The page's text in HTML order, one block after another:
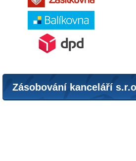
Zásobování kanceláří